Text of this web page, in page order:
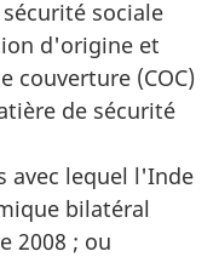
sociale
d'origine et
couverture (COC)
de sécurité
avec lequel l'Inde
bilatéral
2008 ; ou